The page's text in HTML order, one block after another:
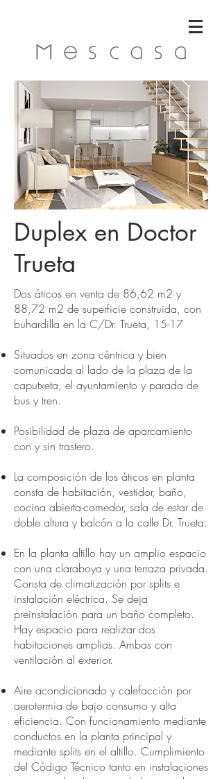
Duplex en Doctor
Trueta
Dos áticos en venta de 86,62 m2 y
88,72 m2 de superficie construida, con
buhardilla en la C/Dr. Trueta, 15-17
Situados en zona céntrica y bien
comunicada al lado de la plaza de la
caputxeta, el ayuntamiento y parada de
bus y tren.
Posibilidad de plaza de aparcamiento
con y sin trastero.
La composición de los áticos en planta
consta de habitación, vestidor, baño,
cocina abierta-comedor, sala de estar de
doble altura y balcón a la calle Dr. Trueta.
En la planta altillo hay un amplio espacio
con una claraboya y una terraza privada.
Consta de climatización por splits e
instalación eléctrica. Se deja
preinstalación para un baño completo.
Hay espacio para realizar dos
habitaciones amplias. Ambas con
ventilación al exterior.
Aire acondicionado y calefacción por
aerotermia de bajo consumo y alta
eficiencia. Con funcionamiento mediante
conductos en la planta principal y
mediante splits en el altillo. Cumplimiento
del Código Técnico tanto en instalaciones